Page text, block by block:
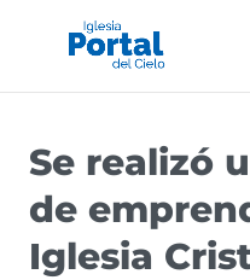
Se realizó
de
Iglesia